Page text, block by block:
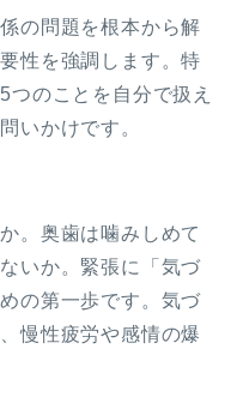
の問題を根本から解
性を強調します。特
つのことを自分で扱え
いかけです。
。奥歯は噛みしめて
いか。緊張に「気づ
の第一歩です。気づ
慢性疲労や感情の爆